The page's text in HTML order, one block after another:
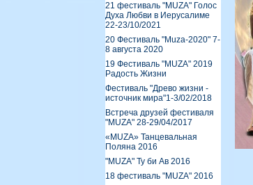
21 фестиваль "MUZA" Голос
Духа Любви в Иерусалиме
22-23/10/2021
20 Фестиваль "Muza-2020" 7-
8 августа 2020
19 Фестиваль "MUZA" 2019
Радость Жизни
Фестиваль "Древо жизни -
источник мира"1-3/02/2018
Встреча друзей фестиваля
"MUZA" 28-29/04/2017
«MUZA» Танцевальная
Поляна 2016
"MUZA" Ту би Ав 2016
18 фестиваль "MUZA" 2016